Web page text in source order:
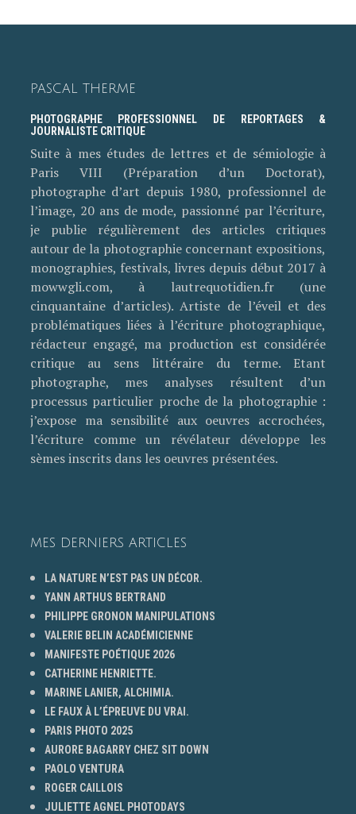
PASCAL THERME
PHOTOGRAPHE PROFESSIONNEL DE REPORTAGES &
JOURNALISTE CRITIQUE
Suite à mes études de lettres et de sémiologie à
Paris VIII (Préparation d’un Doctorat),
photographe d’art depuis 1980, professionnel de
l’image, 20 ans de mode, passionné par l’écriture,
je publie régulièrement des articles critiques
autour de la photographie concernant expositions,
monographies, festivals, livres depuis début 2017 à
mowwgli.com, à lautrequotidien.fr (une
cinquantaine d’articles). Artiste de l’éveil et des
problématiques liées à l’écriture photographique,
rédacteur engagé, ma production est considérée
critique au sens littéraire du terme. Etant
photographe, mes analyses résultent d’un
processus particulier proche de la photographie :
j’expose ma sensibilité aux oeuvres accrochées,
l’écriture comme un révélateur développe les
sèmes inscrits dans les oeuvres présentées.
MES DERNIERS ARTICLES
LA NATURE N’EST PAS UN DÉCOR.
YANN ARTHUS BERTRAND
PHILIPPE GRONON MANIPULATIONS
VALERIE BELIN ACADÉMICIENNE
MANIFESTE POÉTIQUE 2026
CATHERINE HENRIETTE.
MARINE LANIER, ALCHIMIA.
LE FAUX À L’ÉPREUVE DU VRAI.
PARIS PHOTO 2025
AURORE BAGARRY CHEZ SIT DOWN
PAOLO VENTURA
ROGER CAILLOIS
JULIETTE AGNEL PHOTODAYS